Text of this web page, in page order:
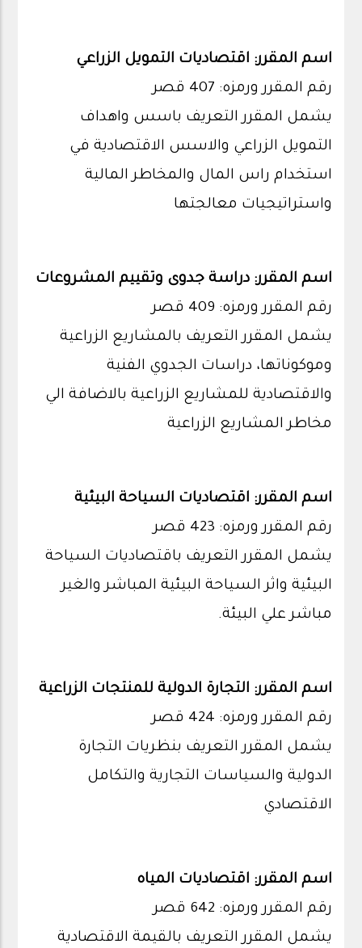
اسم المقرر: اقتصاديات التمويل الزراعي
رقم المقرر ورمزه: 407 قصر
يشمل المقرر التعريف باسس واهداف
التمويل الزراعي والاسس الاقتصادية في
استخدام راس المال والمخاطر المالية
واستراتيجيات معالجتها
اسم المقرر: دراسة جدوى وتقييم المشروعات
رقم المقرر ورمزه: 409 قصر
يشمل المقرر التعريف بالمشاريع الزراعية
وموكوناتها، دراسات الجدوي الفنية
والاقتصادية للمشاريع الزراعية بالاضافة الي
مخاطر المشاريع الزراعية
اسم المقرر: اقتصاديات السياحة البيئية
رقم المقرر ورمزه: 423 قصر
يشمل المقرر التعريف باقتصاديات السياحة
البيئية واثر السياحة البيئية المباشر والغير
مباشر علي البيئة.
اسم المقرر: التجارة الدولية للمنتجات الزراعية
رقم المقرر ورمزه: 424 قصر
يشمل المقرر التعريف بنظريات التجارة
الدولية والسياسات التجارية والتكامل
الاقتصادي
اسم المقرر: اقتصاديات المياه
رقم المقرر ورمزه: 642 قصر
يشمل المقرر التعريف بالقيمة الاقتصادية